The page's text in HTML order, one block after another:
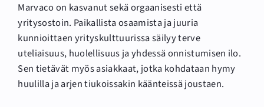
Marvaco on kasvanut sekä orgaanisesti että
yritysostoin. Paikallista osaamista ja juuria
kunnioittaen yrityskulttuurissa säilyy terve
uteliaisuus, huolellisuus ja yhdessä onnistumisen ilo.
Sen tietävät myös asiakkaat, jotka kohdataan hymy
huulilla ja arjen tiukoissakin käänteissä joustaen.